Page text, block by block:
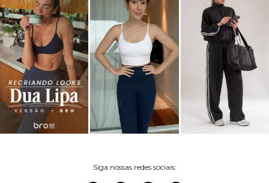
Siga nossas redes sociais: